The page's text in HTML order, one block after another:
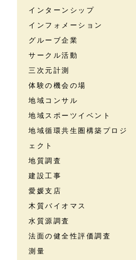
インターンシップ
インフォメーション
グルーブ企業
サークル活動
三次元計測
体験の機会の場
地域コンサル
地域スポーツイベント
地域循環共生圏構築プロジ
ェクト
地質調査
建設工事
愛媛支店
木質バイオマス
水質源調査
法面の健全性評価調査
測量